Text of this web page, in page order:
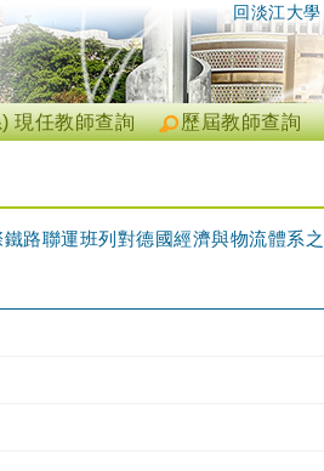
回淡江大學
歷屆教師查詢
現任教師查詢
路聯運班列對德國經濟與物流體系之